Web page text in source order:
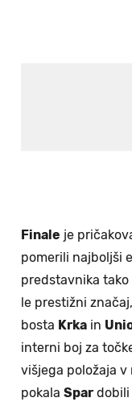
Finale je
pomerili najboljši
predstavnika tako
le prestižni
bosta Krka in
interni boj za
višjega položaja
pokala Spar dobili